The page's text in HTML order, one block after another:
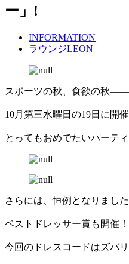
ー」!
INFORMATION
ラウンジLEON
スポーツの秋、食欲の秋――
10月第三水曜日の19日に開
とってもおめでたいパーテ
さらには、恒例となりました
ベストドレッサー賞も開催！
今回のドレスコードはズバ